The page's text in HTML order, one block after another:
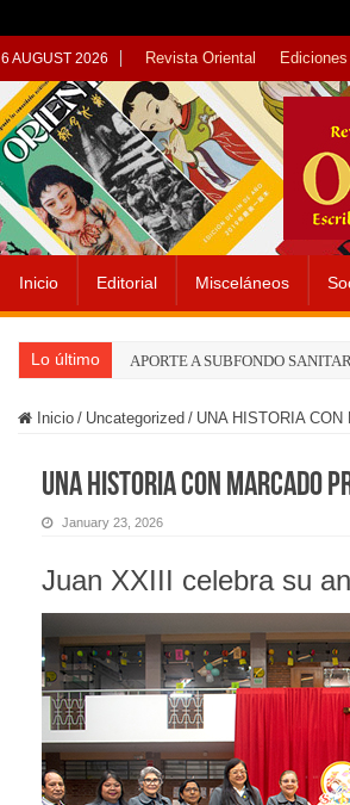
6 AUGUST 2026 Revista Oriental
Inicio Editorial Misceláneos
Lo último APORTE A SUBFONDO
Inicio / Uncategorized / UNA HISTORIA
UNA HISTORIA CON MARCADO
January 23, 2026
Juan XXIII celebra su